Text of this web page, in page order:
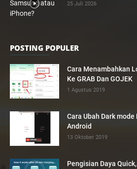
25 Juli 2026
POSTING POPULER
Cara Menambahkan
Ke GRAB Dan GOJEK
1 Agustus 2019
Cara Ubah Dark
Android
13 Oktober 2019
Pengisian Daya